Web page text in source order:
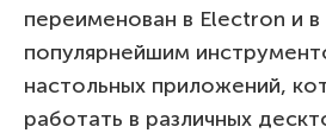
переименован в Electron и в
популярнейшим
настольных приложений,
работать в различных